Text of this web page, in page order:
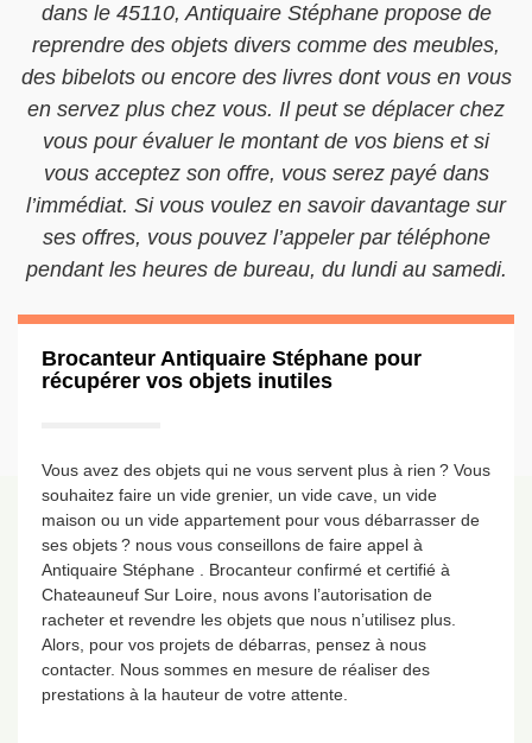
dans le 45110, Antiquaire Stéphane propose de
reprendre des objets divers comme des meubles,
des bibelots ou encore des livres dont vous en vous
en servez plus chez vous. Il peut se déplacer chez
vous pour évaluer le montant de vos biens et si
vous acceptez son offre, vous serez payé dans
l’immédiat. Si vous voulez en savoir davantage sur
ses offres, vous pouvez l’appeler par téléphone
pendant les heures de bureau, du lundi au samedi.
Brocanteur Antiquaire Stéphane pour
récupérer vos objets inutiles
Vous avez des objets qui ne vous servent plus à rien ? Vous
souhaitez faire un vide grenier, un vide cave, un vide
maison ou un vide appartement pour vous débarrasser de
ses objets ? nous vous conseillons de faire appel à
Antiquaire Stéphane . Brocanteur confirmé et certifié à
Chateauneuf Sur Loire, nous avons l’autorisation de
racheter et revendre les objets que nous n’utilisez plus.
Alors, pour vos projets de débarras, pensez à nous
contacter. Nous sommes en mesure de réaliser des
prestations à la hauteur de votre attente.